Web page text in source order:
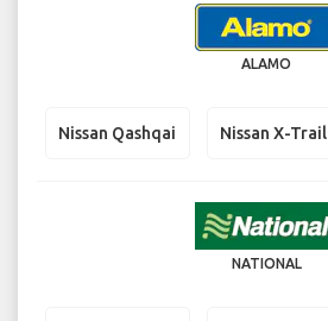
ALAMO
Nissan Qashqai Nissan X-Trail
NATIONAL